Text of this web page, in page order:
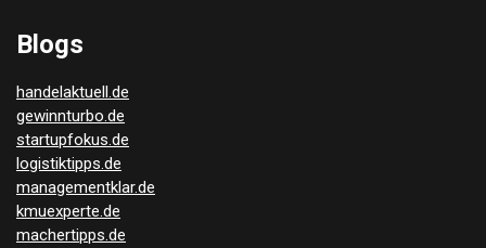
Blogs
handelaktuell.de
gewinnturbo.de
startupfokus.de
logistiktipps.de
managementklar.de
kmuexperte.de
machertipps.de